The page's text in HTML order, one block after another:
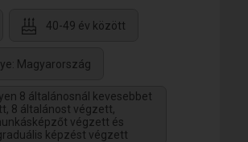
40-49 év között
Magyarország
8 általánosnál kevesebbet
8 általánost végzett,
végzett és
képzést végzett